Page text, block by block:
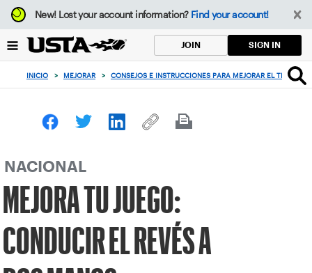
Enfoque
desde
botón
volver
principio
New!Lost your account information? Find your account!
JOIN SIGN IN
INICIO > MEJORAR > CONSEJOS E INSTRUCCIONES PARA MEJORAR EL TENIS >
NACIONAL
MEJORA TU JUEGO:
CONDUCIR EL REVÉS A